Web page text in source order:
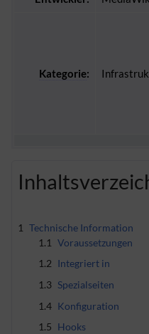
Kategorie:
1 Technische Information
1.1 Voraussetzungen
1.2 Integriert in
1.3 Spezialseiten
1.4 Konfiguration
1.5 Hooks